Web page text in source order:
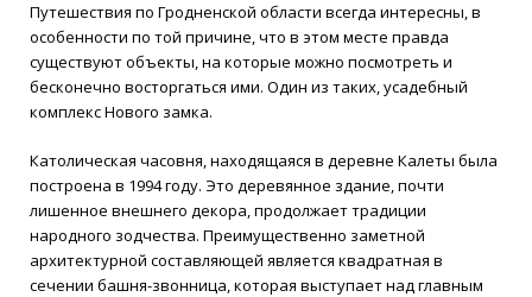
Путешествия по Гродненской области всегда интересны, в
особенности по той причине, что в этом месте правда
существуют объекты, на которые можно посмотреть и
бесконечно восторгаться ими. Один из таких, усадебный
комплекс Новoго замка.
Католическая часовня, находящаяся в деревне Калеты была
построена в 1994 году. Это деревянное здание, почти
лишенное внешнего декора, продолжает традиции
народного зодчества. Преимущественно заметной
архитектурной составляющей является квадратная в
сечении башня-звонница, которая выступает над главным